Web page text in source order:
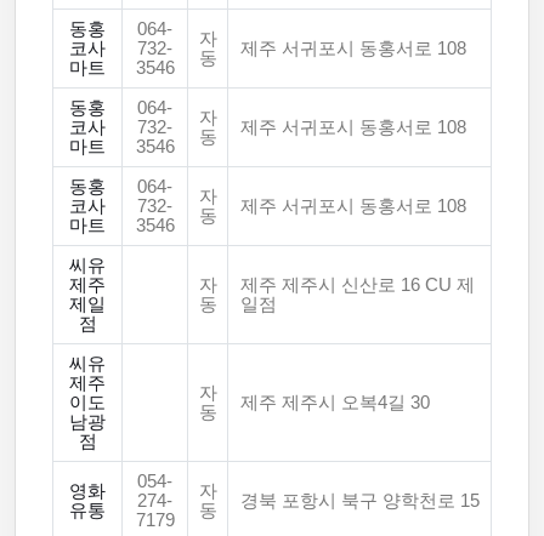
동홍
코사
마트
064-
732-
3546
자
동
제주 서귀포시 동홍서로 108
동홍
코사
마트
064-
732-
3546
자
동
제주 서귀포시 동홍서로 108
동홍
코사
마트
064-
732-
3546
자
동
제주 서귀포시 동홍서로 108
씨유
제주
제일
점
자
동
제주 제주시 신산로 16 CU 제
일점
씨유
제주
이도
남광
점
자
동
제주 제주시 오복4길 30
영화
유통
054-
274-
7179
자
동
경북 포항시 북구 양학천로 15